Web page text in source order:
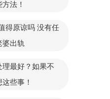
法！
得原谅吗 没有任
婆出轨
最好？如果不
些事！